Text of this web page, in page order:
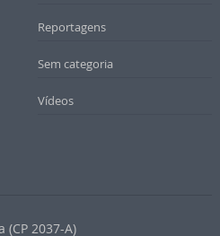
Reportagens
Sem categoria
Vídeos
(CP 2037-A)